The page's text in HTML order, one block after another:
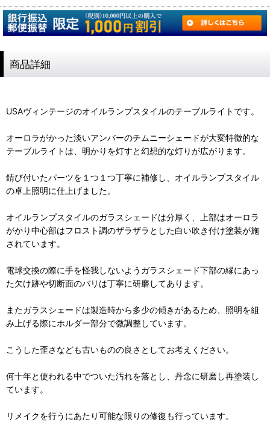
商品詳細
USAヴィンテージのオイルランプスタイルのテーブルライトです。
オーロラがかった淡いアンバーのチムニーシェードが大変特徴的な
テーブルライトは、明かりを灯すと幻想的な灯りが広がります。
錆び付いたパーツを１つ１つ丁寧に補修し、オイルランプスタイル
の卓上照明に仕上げました。
オイルランプスタイルのガラスシェードは分厚く、上部はオーロラ
がかり中心部はフロスト調のザラザラとした白い吹き付け塗装が施
されています。
電球交換の際に手を怪我しないようガラスシェード下部の縁にあっ
た欠け跡や切断面のバリは丁寧に研磨してあります。
またガラスシェードは製造時から多少の傾きがあるため、照明を組
み上げる際にホルダー部分で微調整しています。
こうした歪さなども古いものの良さとしてお考えください。
何十年と使われる中でついた汚れを落とし、丹念に研磨し再塗装し
ています。
リメイクを行うにあたり可能な限りの修復も行っています。